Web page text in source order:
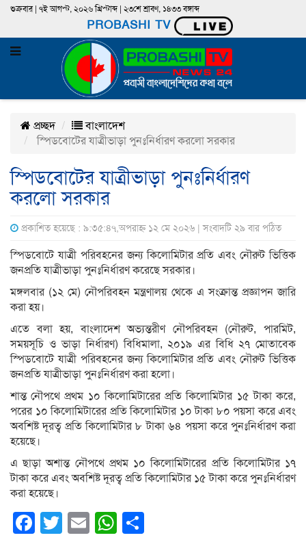
শুক্রবার | ৭ই আগস্ট, ২০২৬ খ্রিস্টাব্দ | ২৩শে শ্রাবণ, ১৪৩৩ বঙ্গাব্দ
PROBASHI TV
প্রচ্ছদ
বাংলাদেশ
স্পিডবোটের যাত্রীভাড়া পুনঃনির্ধারণ করলো সরকার
স্পিডবোটের যাত্রীভাড়া পুনঃনির্ধারণ
করলো সরকার
প্রকাশিত হয়েছে : ৯:৩৫:৪৭,অপরাহ্ন ১২ মে ২০২৬ | সংবাদটি ২৯ বার পঠিত
স্পিডবোটে যাত্রী পরিবহনের জন্য কিলোমিটার প্রতি এবং নৌরুট ভিত্তিক
জনপ্রতি যাত্রীভাড়া পুনঃনির্ধারণ করেছে সরকার।
মঙ্গলবার (১২ মে) নৌপরিবহন মন্ত্রণালয় থেকে এ সংক্রান্ত প্রজ্ঞাপন জারি
করা হয়।
এতে বলা হয়, বাংলাদেশ অভ্যন্তরীণ নৌপরিবহন (নৌরুট, পারমিট,
সময়সূচি ও ভাড়া নির্ধারণ) বিধিমালা, ২০১৯ এর বিধি ২৭ মোতাবেক
স্পিডবোটে যাত্রী পরিবহনের জন্য কিলোমিটার প্রতি এবং নৌরুট ভিত্তিক
জনপ্রতি যাত্রীভাড়া পুনঃনির্ধারণ করা হলো।
শান্ত নৌপথে প্রথম ১০ কিলোমিটারের প্রতি কিলোমিটার ১৫ টাকা করে,
পরের ১০ কিলোমিটারের প্রতি কিলোমিটার ১০ টাকা ৮০ পয়সা করে এবং
অবশিষ্ট দূরত্ব প্রতি কিলোমিটার ৮ টাকা ৬৪ পয়সা করে পুনঃনির্ধারণ করা
হয়েছে।
এ ছাড়া অশান্ত নৌপথে প্রথম ১০ কিলোমিটারের প্রতি কিলোমিটার ১৭
টাকা করে এবং অবশিষ্ট দূরত্ব প্রতি কিলোমিটার ১৫ টাকা করে পুনঃনির্ধারণ
করা হয়েছে।
Facebook
Twitter
EmailWhatsApp